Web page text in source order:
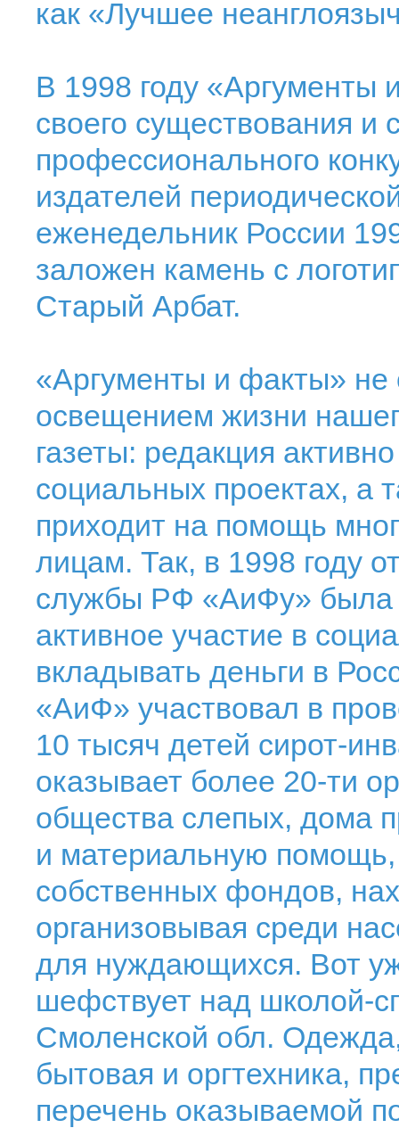
как «Лучшее
В 1998 году «Аргументы
своего существования и
профессионального
издателей
еженедельник России
заложен камень с
Старый Арбат.
«Аргументы и факты» не
освещением жизни
газеты: редакция
социальных проектах, а
приходит на помощь
лицам. Так, в 1998 году
службы РФ «АиФу» была
активное участие в
вкладывать деньги в
«АиФ» участвовал в
10 тысяч детей сирот-
оказывает более 20-ти
общества слепых, дома
и материальную помощь,
собственных фондов,
организовывая среди
для нуждающихся. Вот
шефствует над школой-
Смоленской обл.
бытовая и оргтехника,
перечень оказываемой